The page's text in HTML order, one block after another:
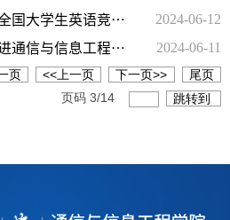
国大学生英语竞赛
2024-06-12
通信与信息工程学
2024-06-11
页 <<上一页 下一页>>
尾页
页码 3/14 跳转到